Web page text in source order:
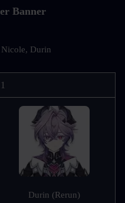
Banner
Nicole, Durin
Durin (Rerun)